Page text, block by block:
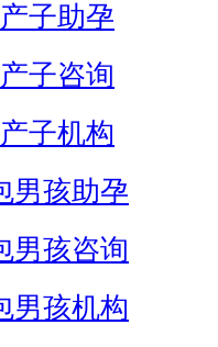
子助孕
子咨询
子机构
男孩助孕
男孩咨询
男孩机构